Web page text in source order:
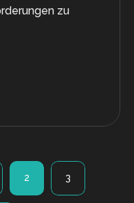
zu
2 3